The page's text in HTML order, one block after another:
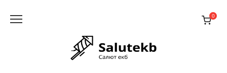
содержанию
0